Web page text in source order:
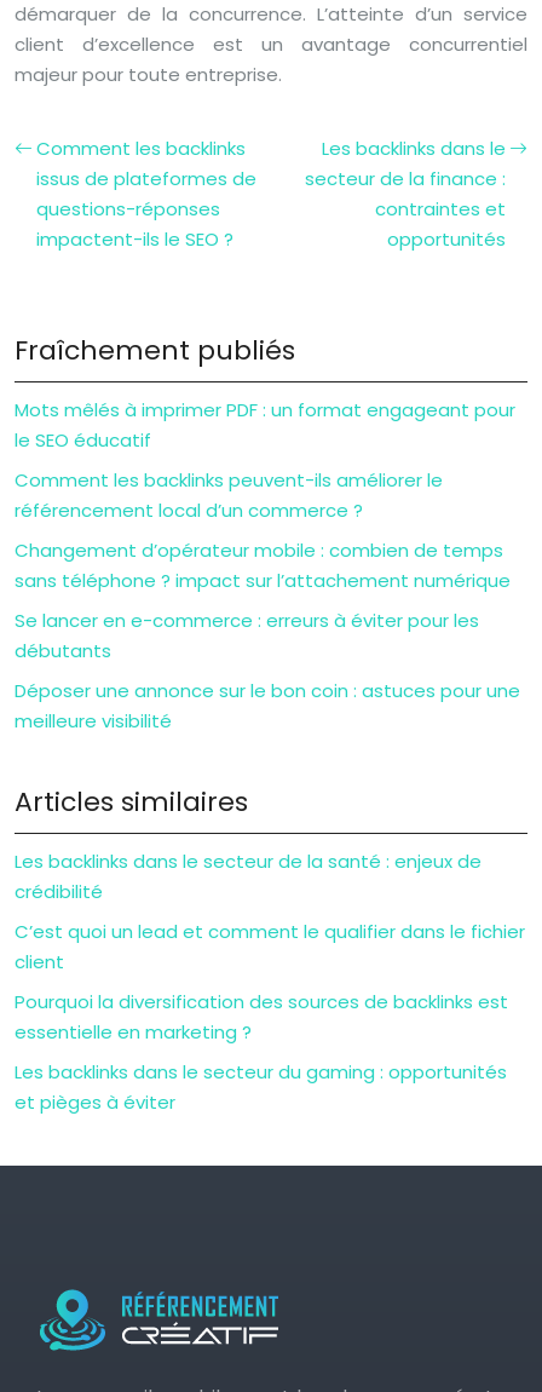
démarquer de la concurrence. L’atteinte d’un service
client d’excellence est un avantage concurrentiel
majeur pour toute entreprise.
Comment les backlinks
issus de plateformes de
questions-réponses
impactent-ils le SEO ?
Les backlinks dans le
secteur de la finance :
contraintes et
opportunités
Fraîchement publiés
Mots mêlés à imprimer PDF : un format engageant pour
le SEO éducatif
Comment les backlinks peuvent-ils améliorer le
référencement local d’un commerce ?
Changement d’opérateur mobile : combien de temps
sans téléphone ? impact sur l’attachement numérique
Se lancer en e-commerce : erreurs à éviter pour les
débutants
Déposer une annonce sur le bon coin : astuces pour une
meilleure visibilité
Articles similaires
Les backlinks dans le secteur de la santé : enjeux de
crédibilité
C’est quoi un lead et comment le qualifier dans le fichier
client
Pourquoi la diversification des sources de backlinks est
essentielle en marketing ?
Les backlinks dans le secteur du gaming : opportunités
et pièges à éviter